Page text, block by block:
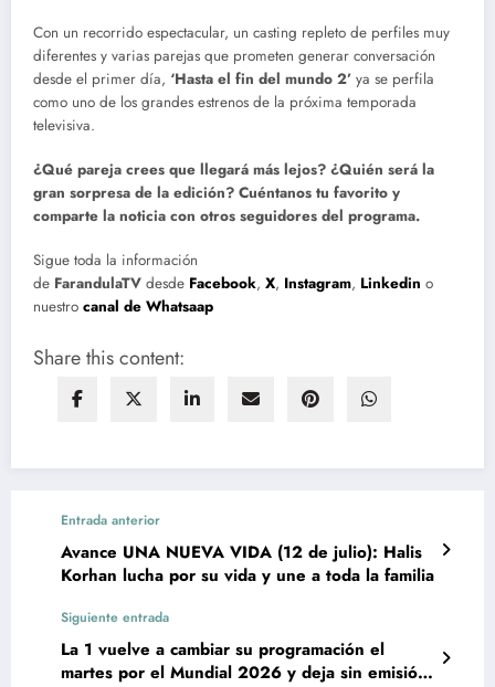
Con un recorrido espectacular, un casting repleto de perfiles muy
diferentes y varias parejas que prometen generar conversación
desde el primer día, ‘Hasta el fin del mundo 2’ ya se perfila
como uno de los grandes estrenos de la próxima temporada
televisiva.
¿Qué pareja crees que llegará más lejos? ¿Quién será la
gran sorpresa de la edición? Cuéntanos tu favorito y
comparte la noticia con otros seguidores del programa.
Sigue toda la información
de FarandulaTV desde Facebook, X, Instagram, Linkedin o
nuestro canal de Whatsaap
Share this content:
Entrada anterior
Avance UNA NUEVA VIDA (12 de julio): Halis
Korhan lucha por su vida y une a toda la familia
Siguiente entrada
La 1 vuelve a cambiar su programación el
martes por el Mundial 2026 y deja sin emisión